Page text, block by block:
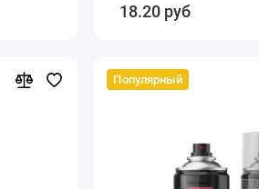
18.20 руб
Популярный